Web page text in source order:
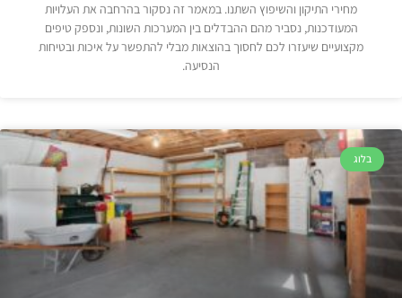
מחירי התיקון והשיפוץ השתנו. במאמר זה נסקור בהרחבה את העלויות
המעודכנות, נסביר מהם ההבדלים בין המערכות השונות, ונספק טיפים
מקצועיים שיעזרו לכם לחסוך בהוצאות מבלי להתפשר על איכות ובטיחות
הנסיעה.
בלוג